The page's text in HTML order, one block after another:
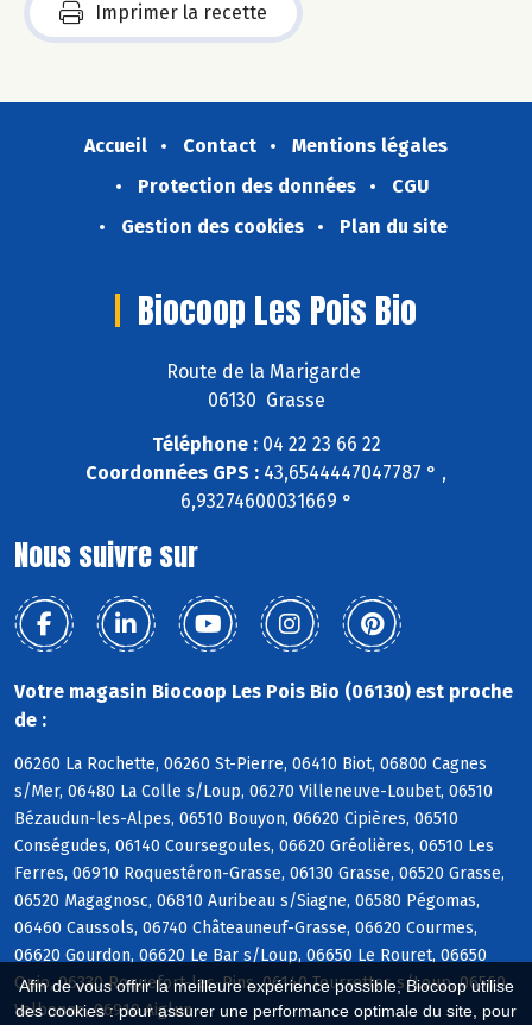
Afin de vous offrir la meilleure expérience possible, Biocoop utilise
des cookies : pour assurer une performance optimale du site, pour
Imprimer la recette
Accueil Contact
Mentions légales
Protection des données
CGU
Gestion des cookies
Plan du site
Biocoop Les Pois Bio
Route de la Marigarde
06130 Grasse
Téléphone :04 22 23 66 22
Coordonnées GPS : 43,6544447047787 ° ,
6,93274600031669 °
Nous suivre sur
Votre magasin Biocoop Les Pois Bio (06130) est proche
de :
06260 La Rochette, 06260 St-Pierre, 06410 Biot, 06800 Cagnes
s/Mer, 06480 La Colle s/Loup, 06270 Villeneuve-Loubet, 06510
Bézaudun-les-Alpes, 06510 Bouyon, 06620 Cipières, 06510
Conségudes, 06140 Coursegoules, 06620 Gréolières, 06510 Les
Ferres, 06910 Roquestéron-Grasse, 06130 Grasse, 06520 Grasse,
06520 Magagnosc, 06810 Auribeau s/Siagne, 06580 Pégomas,
06460 Caussols, 06740 Châteauneuf-Grasse, 06620 Courmes,
06620 Gourdon, 06620 Le Bar s/Loup, 06650 Le Rouret, 06650
Opio, 06330 Roquefort-les-Pins, 06140 Tourrettes s/Loup, 06560
Valbonne, 06910 Aiglun